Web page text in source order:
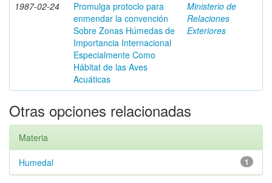
1987-02-24
Promulga protoclo para
enmendar la convención
Sobre Zonas Húmedas de
Importancia Internacional
Especialmente Como
Hábitat de las Aves
Acuáticas
Ministerio de
Relaciones
Exteriores
Otras opciones relacionadas
Materia
1
Humedal